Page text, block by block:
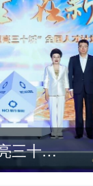
新华保险发布“三十年点亮三十城”全国人才计划